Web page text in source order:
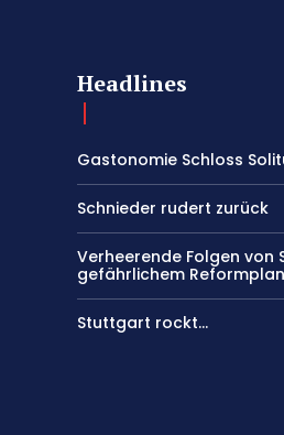
Headlines
Gastonomie Schloss
Schnieder rudert zurück
Verheerende Folgen von
gefährlichem Reformplan
Stuttgart rockt…